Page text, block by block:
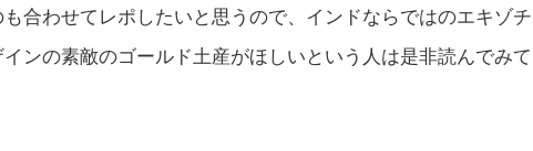
合わせてレポしたいと思うので、インドならではのエキゾチ
ンの素敵のゴールド土産がほしいという人は是非読んでみて